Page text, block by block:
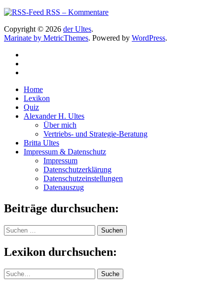
RSS – Kommentare
Copyright © 2026 der Ultes.
Marinate by MetricThemes. Powered by WordPress.
Home
Lexikon
Quiz
Alexander H. Ultes
Über mich
Vertriebs- und Strategie-Beratung
Britta Ultes
Impressum & Datenschutz
Impressum
Datenschutzerklärung
Datenschutzeinstellungen
Datenauszug
Beiträge durchsuchen:
Suchen
nach:
Lexikon durchsuchen:
Suche Suche